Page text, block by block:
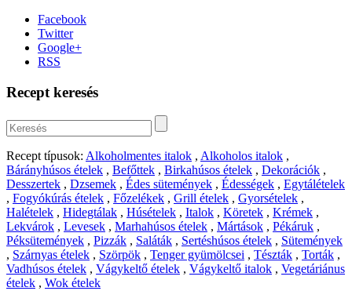
Facebook
Twitter
Google+
RSS
Recept keresés
Recept típusok: Alkoholmentes italok , Alkoholos italok ,
Bárányhúsos ételek , Befőttek , Birkahúsos ételek , Dekorációk ,
Desszertek , Dzsemek , Édes sütemények , Édességek , Egytálételek
, Fogyókúrás ételek , Főzelékek , Grill ételek , Gyorsételek ,
Halételek , Hidegtálak , Húsételek , Italok , Köretek , Krémek ,
Lekvárok , Levesek , Marhahúsos ételek , Mártások , Pékáruk ,
Péksütemények , Pizzák , Saláták , Sertéshúsos ételek , Sütemények
, Szárnyas ételek , Szörpök , Tenger gyümölcsei , Tészták , Torták ,
Vadhúsos ételek , Vágykeltő ételek , Vágykeltő italok , Vegetáriánus
ételek , Wok ételek